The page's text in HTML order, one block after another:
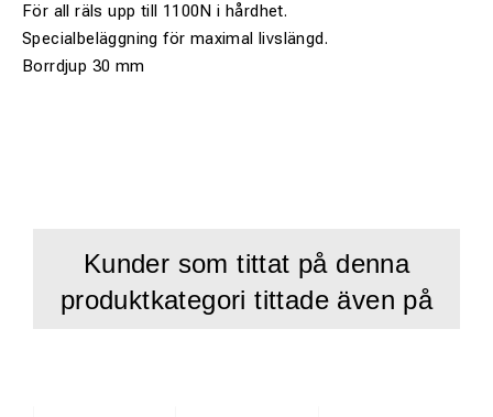
För all räls upp till 1100N i hårdhet.
Specialbeläggning för maximal livslängd.
Borrdjup 30 mm
Kunder som tittat på denna
produktkategori tittade även på